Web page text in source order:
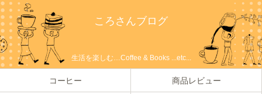
ころさんブログ
生活を楽しむ…Coffee & Books ...etc...
コーヒー 商品レビュー